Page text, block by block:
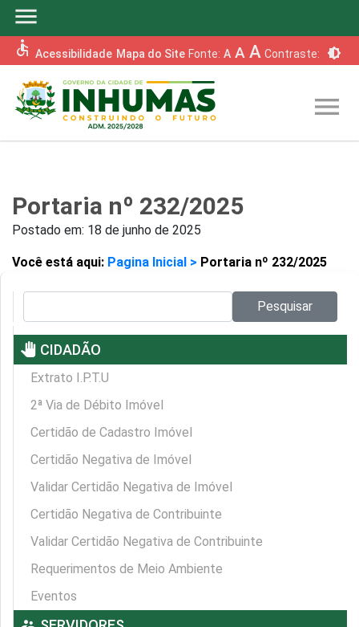
menu
accessible Acessibilidade Mapa do Site Fonte: A A A Contraste: brightness_6
menu
Portaria nº 232/2025
Postado em: 18 de junho de 2025
Você está aqui: Pagina Inicial > Portaria nº 232/2025
Pesquisar
pan_tool CIDADÃO
Extrato I.P.T.U
2ª Via de Débito Imóvel
Certidão de Cadastro Imóvel
Certidão Negativa de Imóvel
Validar Certidão Negativa de Imóvel
Certidão Negativa de Contribuinte
Validar Certidão Negativa de Contribuinte
Requerimentos de Meio Ambiente
Eventos